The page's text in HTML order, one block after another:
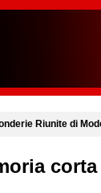
Riunite di